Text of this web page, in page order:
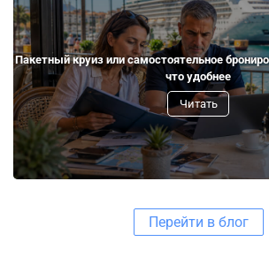
Пакетный круиз или самостоятельное
что удобнее
Читать
Перейти в блог